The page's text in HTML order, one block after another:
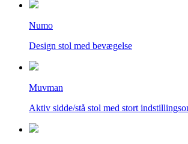
Numo
Design stol med bevægelse
Muvman
Aktiv sidde/stå stol med stort